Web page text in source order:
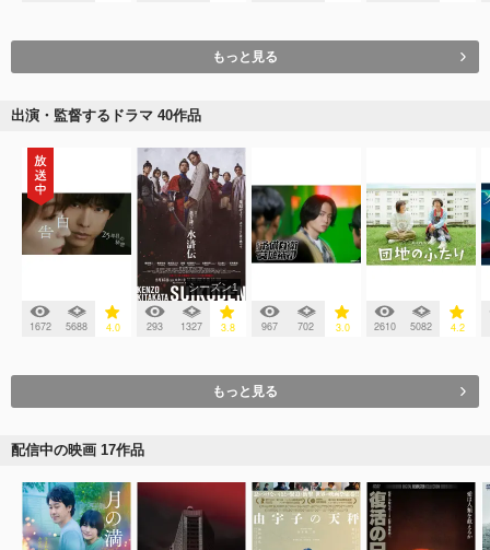
もっと見る
出演・監督するドラマ 40作品
1672 5688 4.0
シーズン1
293 1327 3.8 967 702 3.0 2610 5082 4.2
もっと見る
配信中の映画 17作品